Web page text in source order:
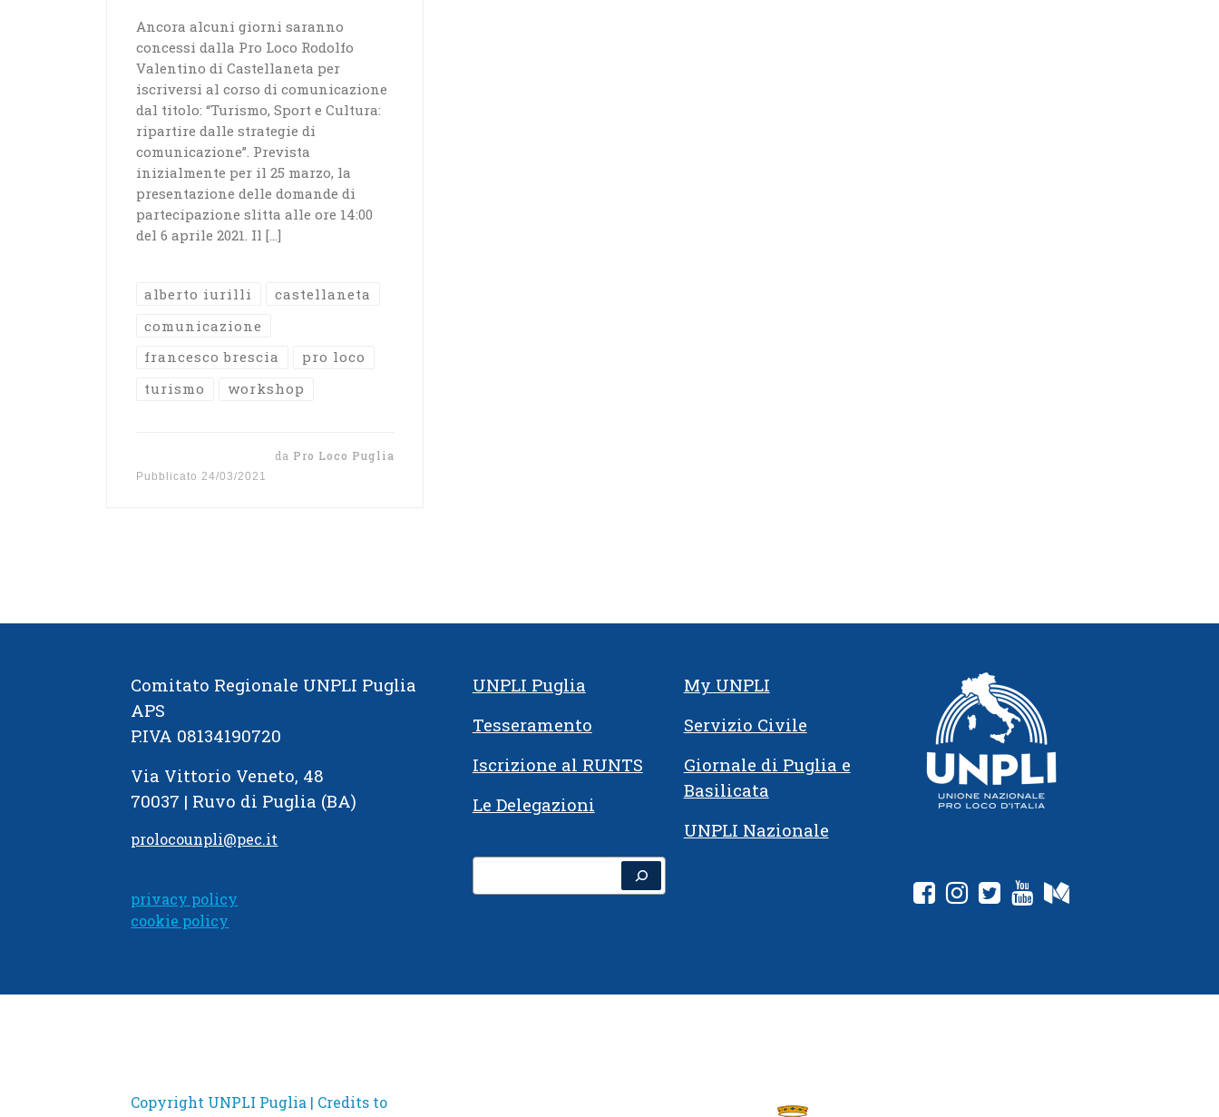
Ancora alcuni giorni saranno
concessi dalla Pro Loco Rodolfo
Valentino di Castellaneta per
iscriversi al corso di comunicazione
dal titolo: “Turismo, Sport e Cultura:
ripartire dalle strategie di
comunicazione”. Prevista
inizialmente per il 25 marzo, la
presentazione delle domande di
partecipazione slitta alle ore 14:00
del 6 aprile 2021. Il […]
alberto iurilli
castellaneta
comunicazione
francesco brescia
pro loco
turismo
workshop
da Pro Loco Puglia
Pubblicato 24/03/2021
Comitato Regionale UNPLI Puglia
APS
P.IVA 08134190720
Via Vittorio Veneto, 48
70037 | Ruvo di Puglia (BA)
prolocounpli@pec.it
privacy policy
cookie policy
UNPLI Puglia
Tesseramento
Iscrizione al RUNTS
Le Delegazioni
My UNPLI
Servizio Civile
Giornale di Puglia e
Basilicata
UNPLI Nazionale
fab fa-facebook-square
fab fa-instagram
fab fa-twitter-square
fab fa-youtube